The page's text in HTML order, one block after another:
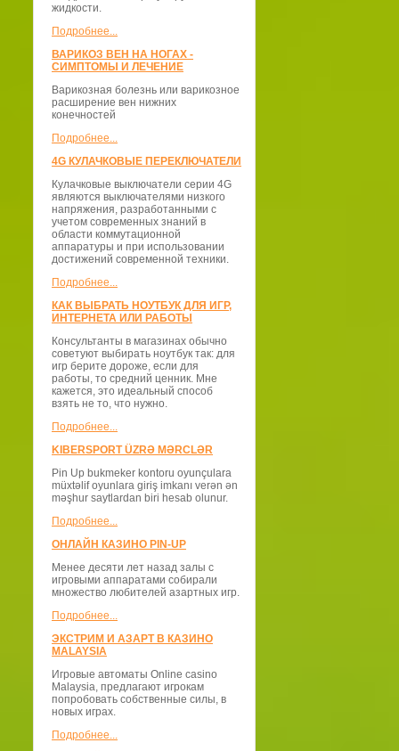
жидкости.
Подробнее...
ВАРИКОЗ ВЕН НА НОГАХ -
СИМПТОМЫ И ЛЕЧЕНИЕ
Варикозная болезнь или варикозное
расширение вен нижних
конечностей
Подробнее...
4G КУЛАЧКОВЫЕ ПЕРЕКЛЮЧАТЕЛИ
Кулачковые выключатели серии 4G
являются выключателями низкого
напряжения, разработанными с
учетом современных знаний в
области коммутационной
аппаратуры и при использовании
достижений современной техники.
Подробнее...
КАК ВЫБРАТЬ НОУТБУК ДЛЯ ИГР,
ИНТЕРНЕТА ИЛИ РАБОТЫ
Консультанты в магазинах обычно
советуют выбирать ноутбук так: для
игр берите дороже, если для
работы, то средний ценник. Мне
кажется, это идеальный способ
взять не то, что нужно.
Подробнее...
KIBERSPORT ÜZRƏ MƏRCLƏR
Pin Up bukmeker kontoru oyunçulara
müxtəlif oyunlara giriş imkanı verən ən
məşhur saytlardan biri hesab olunur.
Подробнее...
ОНЛАЙН КАЗИНО PIN-UP
Менее десяти лет назад залы с
игровыми аппаратами собирали
множество любителей азартных игр.
Подробнее...
ЭКСТРИМ И АЗАРТ В КАЗИНО
MALAYSIA
Игровые автоматы Online casino
Malaysia, предлагают игрокам
попробовать собственные силы, в
новых играх.
Подробнее...